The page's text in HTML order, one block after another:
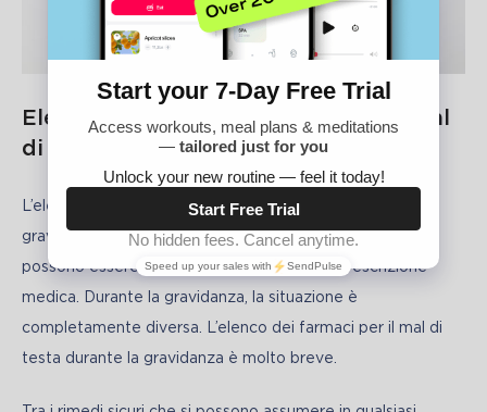
Elenco di compresse efficaci per il mal
di testa
L’elenco dei farmaci efficaci per le ragazze non in
gravidanza è abbastanza ampio. Decine di farmaci che
possono essere acquistati e assunti senza prescrizione
medica. Durante la gravidanza, la situazione è
completamente diversa. L’elenco dei farmaci per il mal di
testa durante la gravidanza è molto breve.